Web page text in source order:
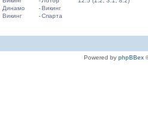
Динамо -Викинг
Викинг -Спарта
Powered by phpBBex